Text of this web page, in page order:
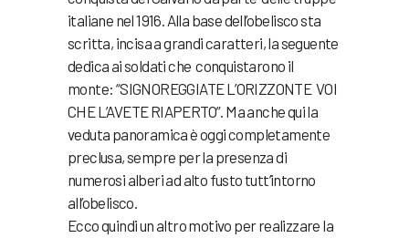
italiane nel 1916. Alla base dell’obelisco sta
scritta, incisa a grandi caratteri, la seguente
dedica ai soldati che conquistarono il
monte: “SIGNOREGGIATE L’ORIZZONTE VOI
CHE L’AVETE RIAPERTO”. Ma anche qui la
veduta panoramica è oggi completamente
preclusa, sempre per la presenza di
numerosi alberi ad alto fusto tutt’intorno
all’obelisco.
Ecco quindi un altro motivo per realizzare la